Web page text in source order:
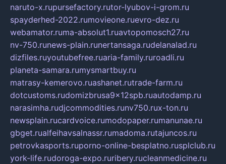
naruto-x.rupursefactory.rutor-lyubov-i-grom.ru
spayderhed-2022.rumovieone.ruevro-dez.ru
webamator.ruma-absolut1.ruavtopomosch27.ru
nv-750.runews-plain.runertansaga.rudelanalad.ru
dizfiles.ruyoutubefree.ruaria-family.ruroadli.ru
planeta-samara.rumysmartbuy.ru
matrasy-kemerovo.ruashanet.rutrade-farm.ru
dotcustoms.rudomizbrusa9x12spb.ruautodamp.ru
narasimha.rudjcommodities.runv750.rux-ton.ru
newsplain.rucardvoice.rumodopaper.rumanunae.ru
gbget.rualfeihavsalnassr.rumadoma.rutajuncos.ru
petrovkasports.ruporno-online-besplatno.rusplclub.ru
york-life.rudoroga-expo.ruribery.rucleanmedicine.ru